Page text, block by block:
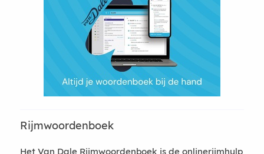
Rijmwoordenboek
Het Van Dale Rijmwoordenboek is de onlinerijmhulp